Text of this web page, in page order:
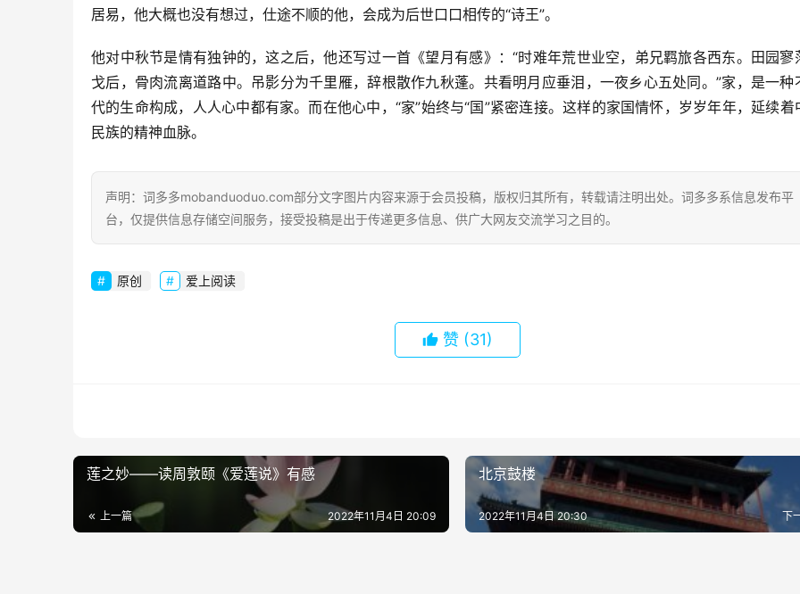
居易，他大概也没有想过，仕途不顺的他，会成为后世口口相传的“诗王”。
他对中秋节是情有独钟的，这之后，他还写过一首《望月有感》：“时难年荒世业空，弟兄羁旅各西东。田园寥
戈后，骨肉流离道路中。吊影分为千里雁，辞根散作九秋蓬。共看明月应垂泪，一夜乡心五处同。”家，是一种
代的生命构成，人人心中都有家。而在他心中，“家”始终与“国”紧密连接。这样的家国情怀，岁岁年年，延续着
民族的精神血脉。
声明：词多多mobanduoduo.com部分文字图片内容来源于会员投稿，版权归其所有，转载请注明出处。词多多系信息发布平
台，仅提供信息存储空间服务，接受投稿是出于传递更多信息、供广大网友交流学习之目的。
原创 爱上阅读
赞 (31)
莲之妙——读周敦颐《爱莲说》有感
上一篇 2022年11月4日 20:09
北京鼓楼
下
2022年11月4日 20:30